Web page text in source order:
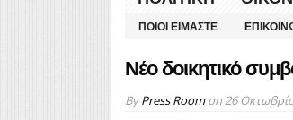
ΠΟΙΟΙ ΕΊΜΑΣΤΕ
Νέο δοικητικό
ByPress Roomon 26